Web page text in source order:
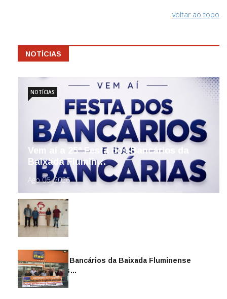
voltar ao topo
NOTÍCIAS
Vem aí a 25ª Festa dos Bancários da
Baixada Flumin…
Ago 06, 2026
NOTÍCIAS
Sindicato dos Bancários da Baixada Fluminense
reintegra mais…
Jul 14, 2026